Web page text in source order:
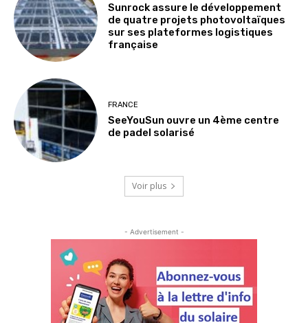
Sunrock assure le développement
de quatre projets photovoltaïques
sur ses plateformes logistiques
française
FRANCE
SeeYouSun ouvre un 4ème centre
de padel solarisé
Voir plus
- Advertisement -